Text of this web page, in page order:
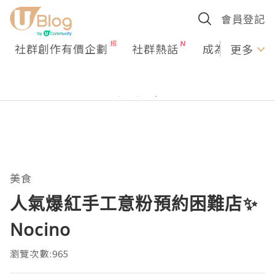
會員登記
社群創作有價企劃 社群熱話 成為U更多
美食
人氣爆紅手工意粉預約困難店✨
Nocino
瀏覽次數:965